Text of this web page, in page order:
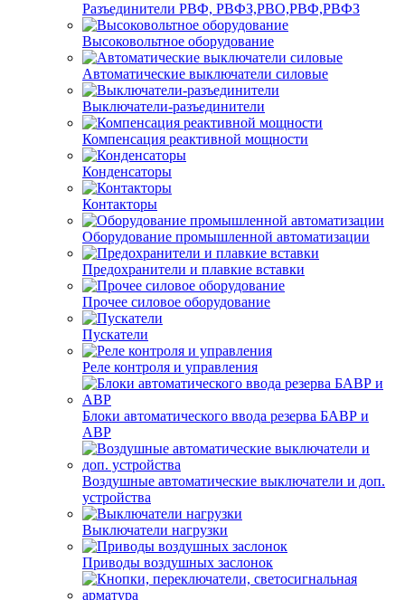
Разъединители РВФ, РВФЗ,РВО,РВФ,РВФЗ
Высоковольтное оборудование
Автоматические выключатели cиловые
Выключатели-разъединители
Компенсация реактивной мощности
Конденсаторы
Контакторы
Оборудование промышленной автоматизации
Предохранители и плавкие вставки
Прочее силовое оборудование
Пускатели
Реле контроля и управления
Блоки автоматического ввода резерва БАВР и
АВР
Воздушные автоматические выключатели и доп.
устройства
Выключатели нагрузки
Приводы воздушных заслонок